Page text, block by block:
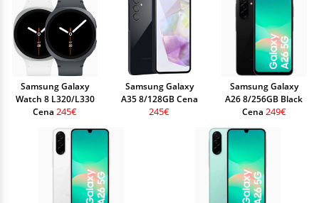
Samsung Galaxy
Watch 8 L320/L330
Cena 245€
Samsung Galaxy
A35 8/128GB Cena
245€
Samsung Galaxy
A26 8/256GB Black
Cena 249€